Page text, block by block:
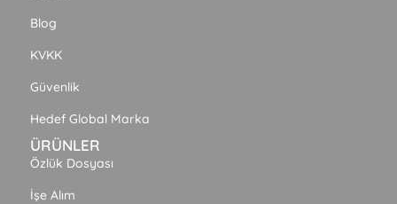
Blog
KVKK
Güvenlik
Hedef Global Marka
ÜRÜNLER
Özlük Dosyası
İşe Alım